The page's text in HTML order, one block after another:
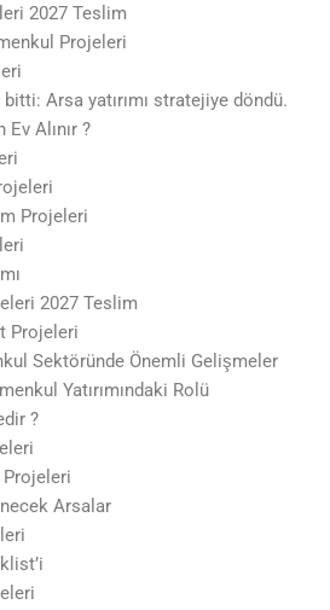
2027 Teslim
Projeleri
Arsa yatırımı stratejiye döndü.
Ev Alınır ?
Projeleri
2027 Teslim
Projeleri
Sektöründe Önemli Gelişmeler
Yatırımındaki Rolü
?
Arsalar